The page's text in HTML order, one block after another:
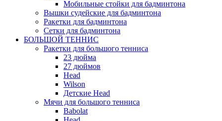
Мобильные стойки для бадминтона
Вышки судейские для бадминтона
Ракетки для бадминтона
Сетки для бадминтона
БОЛЬШОЙ ТЕННИС
Ракетки для большого тенниса
23 дюйма
27 дюймов
Head
Wilson
Детские Head
Мячи для большого тенниса
Babolat